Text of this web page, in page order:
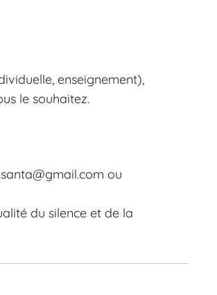
enseignement),
le souhaitez.
ou
du silence et de la